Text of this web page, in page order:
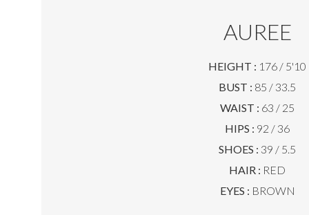
AUREE
HEIGHT : 176 / 5'10
BUST : 85 / 33.5
WAIST : 63 / 25
HIPS : 92 / 36
SHOES : 39 / 5.5
HAIR : RED
EYES : BROWN